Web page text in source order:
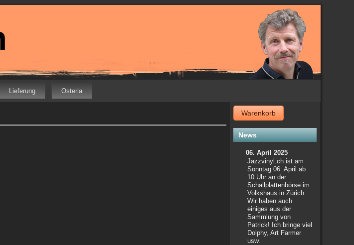
Lieferung Osteria
Warenkorb
News
06. April 2025
Jazzvinyl.ch ist am
Sonntag 06. April ab
10 Uhr an der
Schallplattenbörse im
Volkshaus in Zürich
Wir haben auch
einiges aus der
Sammlung von
Patrick! Ich bringe viel
Dolphy, Art Farmer
usw.